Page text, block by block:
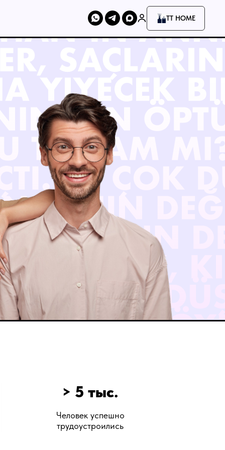
TT HOME
Человек успешно
трудоустроились
> 5 тыс.